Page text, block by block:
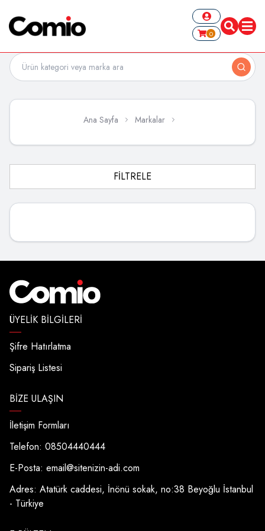
0
Ana Sayfa Markalar
FİLTRELE
ÜYELIK BILGILERI
Şifre Hatırlatma
Sipariş Listesi
BIZE ULAŞIN
İletişim Formları
Telefon: 08504440444
E-Posta: email@sitenizin-adi.com
Adres: Atatürk caddesi, İnönü sokak, no:38 Beyoğlu İstanbul
- Türkiye